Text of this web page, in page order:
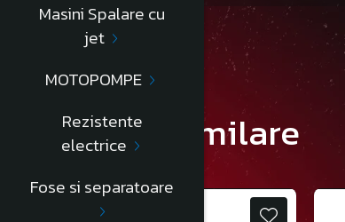
Masini Spalare cu
jet
MOTOPOMPE
Rezistente
electrice
Fose si separatoare
Produse similare